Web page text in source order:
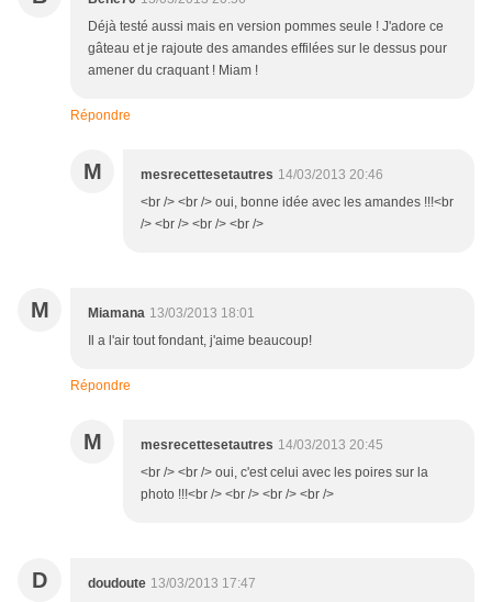
Déjà testé aussi mais en version pommes seule ! J'adore ce
gâteau et je rajoute des amandes effilées sur le dessus pour
amener du craquant ! Miam !
Répondre
M mesrecettesetautres 14/03/2013 20:46
<br /> <br /> oui, bonne idée avec les amandes !!!<br
/> <br /> <br /> <br />
M Miamana 13/03/2013 18:01
Il a l'air tout fondant, j'aime beaucoup!
Répondre
M mesrecettesetautres 14/03/2013 20:45
<br /> <br /> oui, c'est celui avec les poires sur la
photo !!!<br /> <br /> <br /> <br />
D doudoute 13/03/2013 17:47